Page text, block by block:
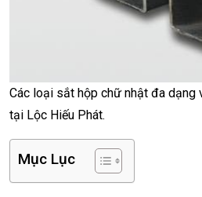
Các loại sắt hộp chữ nhật đa dạng
tại Lộc Hiếu Phát.
Mục Lục